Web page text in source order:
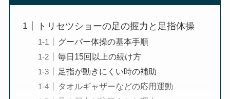
トリセツショーの足の握力と足指体操
グーパー体操の基本手順
毎日15回以上の続け方
足指が動きにくい時の補助
タオルギャザーなどの応用運動